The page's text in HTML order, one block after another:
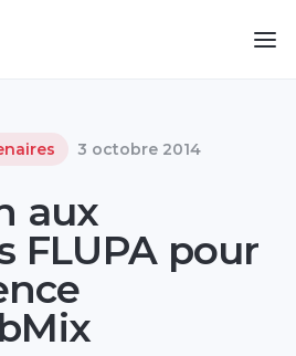
3 octobre 2014
aux
FLUPA pour